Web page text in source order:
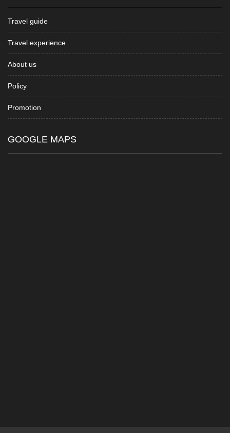
Travel guide
Travel experience
About us
Policy
Promotion
GOOGLE MAPS